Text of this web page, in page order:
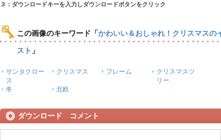
３：ダウンロードキーを入力しダウンロードボタンをクリック
この画像のキーワード 「 かわいい＆おしゃれ！クリスマスの
スト 」
サンタクロー
ス
クリスマス フレーム
クリスマスツ
リー
冬
北欧
ダウンロード コメント